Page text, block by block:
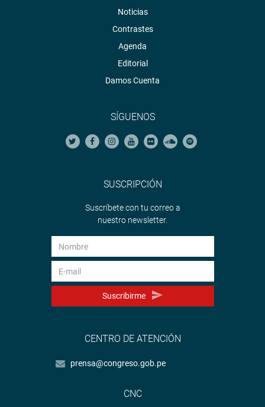
Noticias
Contrastes
Agenda
Editorial
Damos Cuenta
SÍGUENOS
SUSCRIPCIÓN
Suscríbete con tu correo a
nuestro newsletter.
Suscribirme
CENTRO DE ATENCIÓN
prensa@congreso.gob.pe
CNC